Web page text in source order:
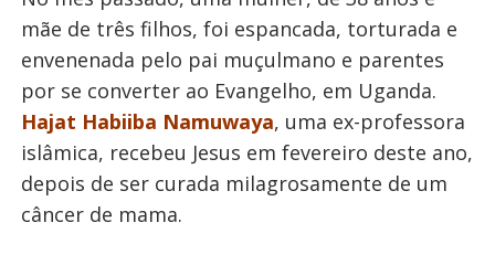
mãe de três filhos, foi espancada, torturada e
envenenada pelo pai muçulmano e parentes
por se converter ao Evangelho, em Uganda.
Hajat Habiiba Namuwaya, uma ex-professora
islâmica, recebeu Jesus em fevereiro deste ano,
depois de ser curada milagrosamente de um
câncer de mama.